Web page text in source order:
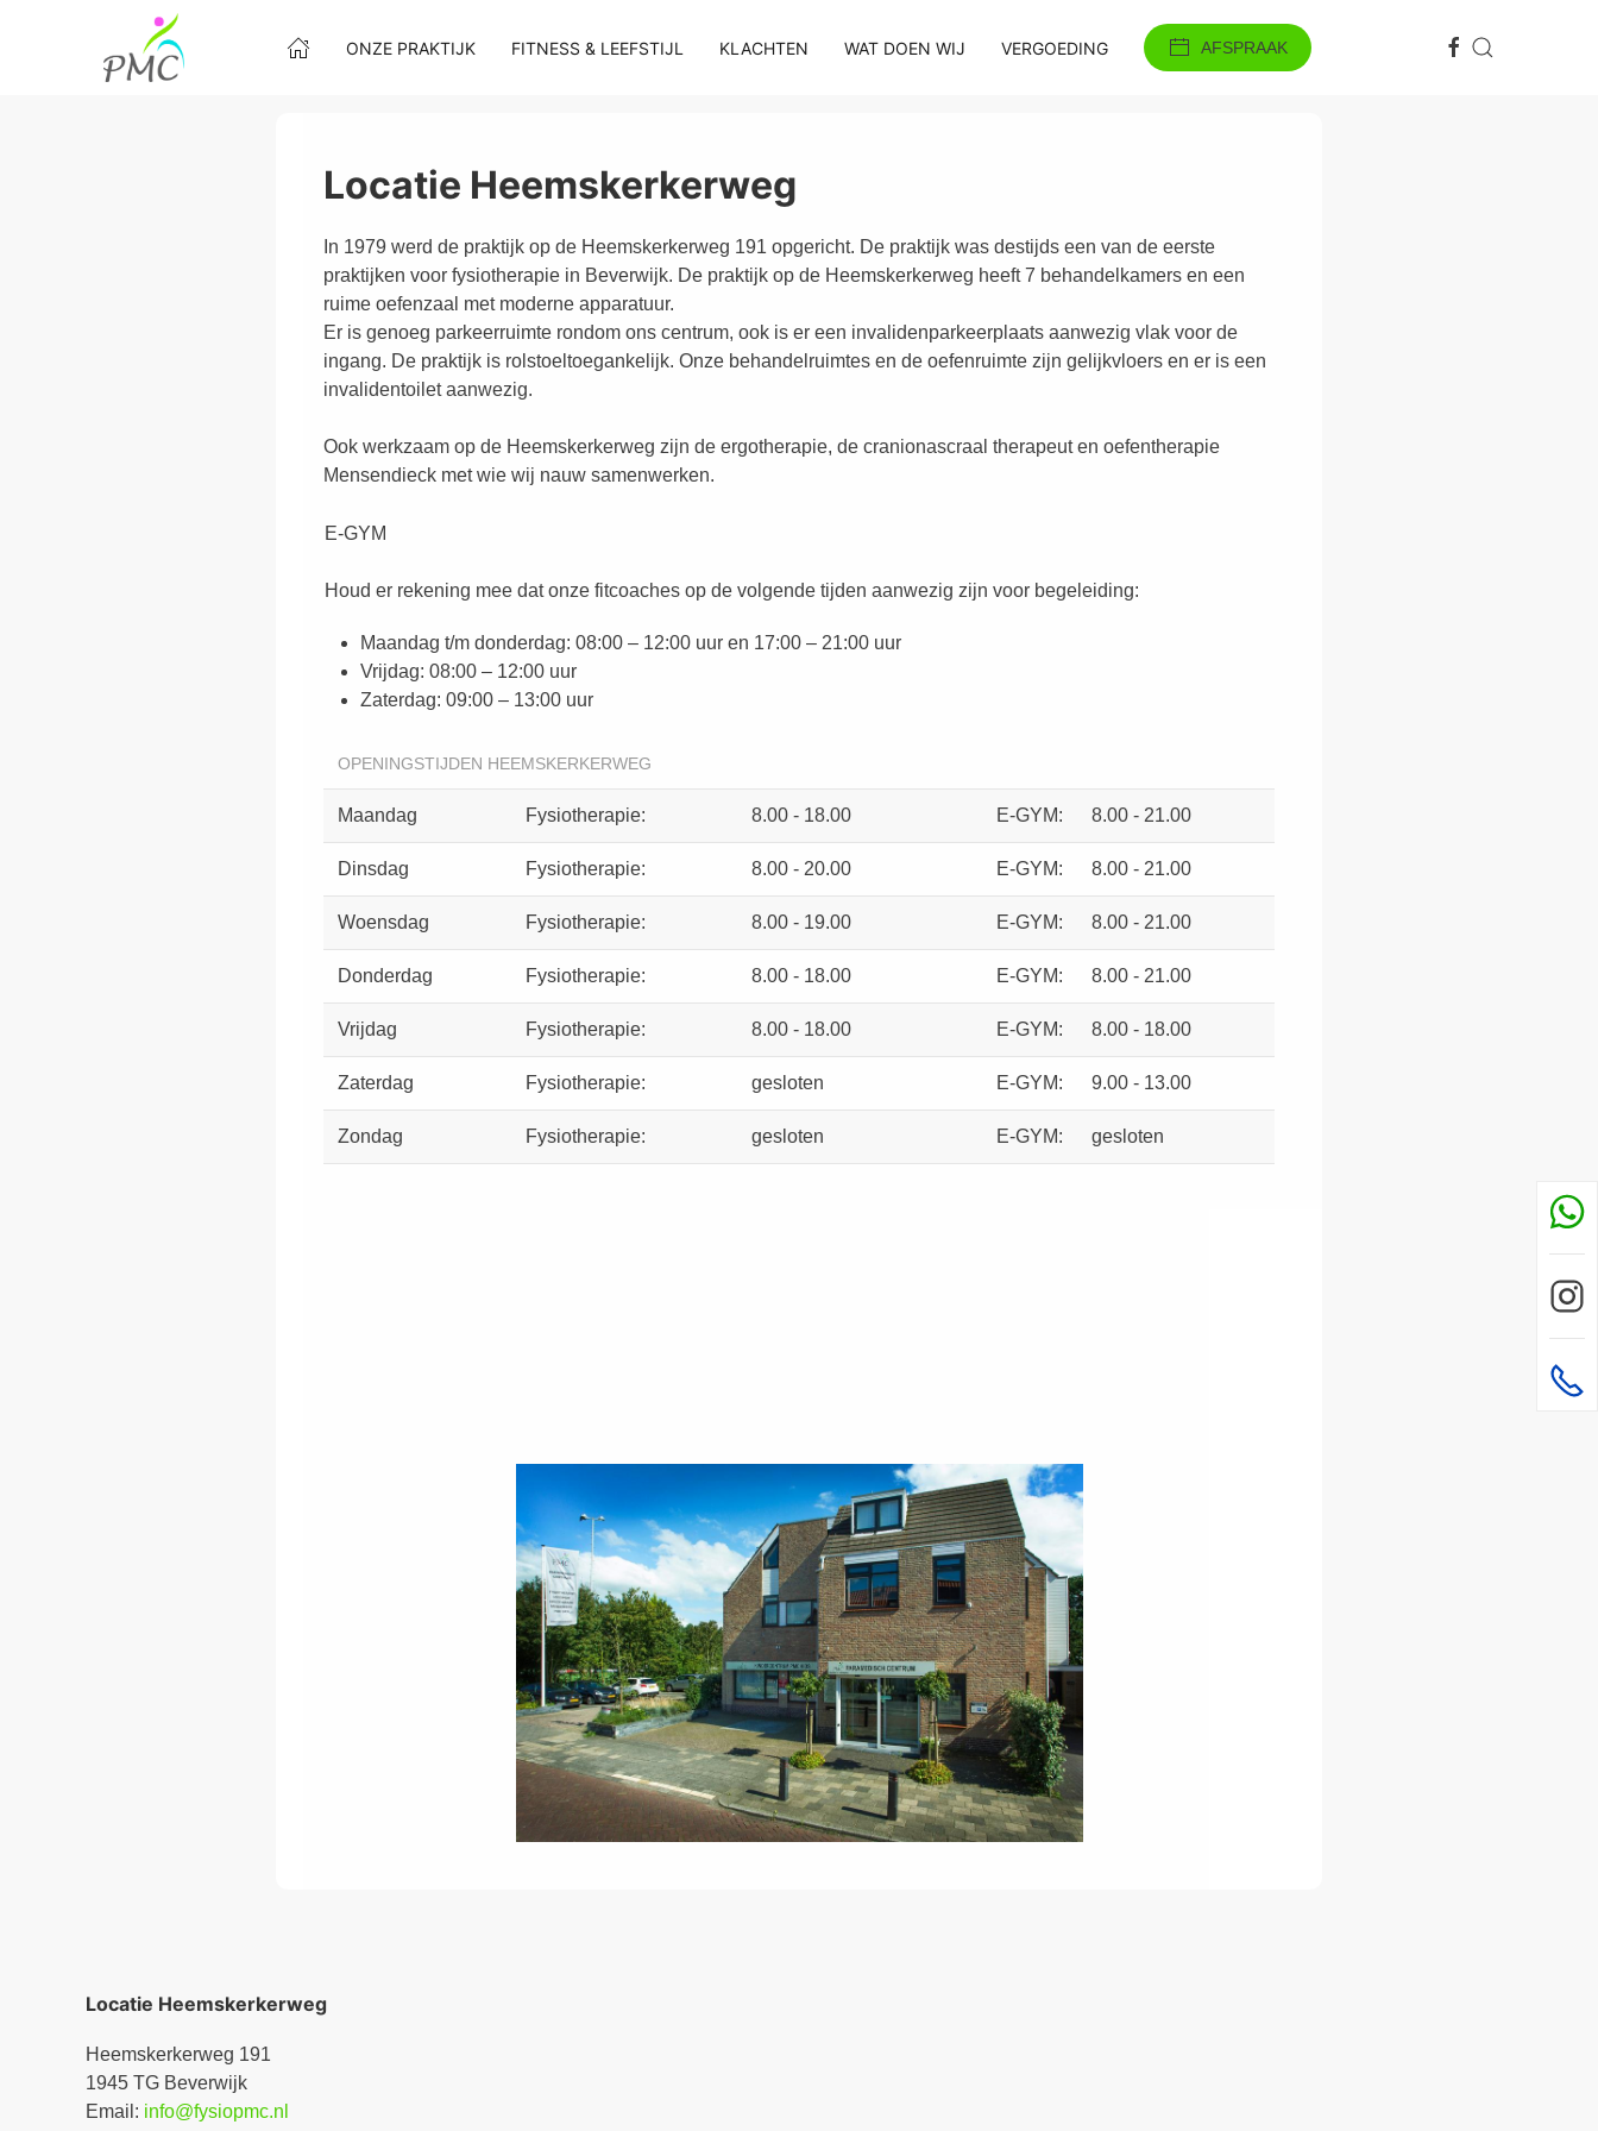
ONZE PRAKTIJK FITNESS & LEEFSTIJL KLACHTEN WAT DOEN WIJ VERGOEDING AFSPRAAK
Locatie Heemskerkerweg
In 1979 werd de praktijk op de Heemskerkerweg 191 opgericht. De praktijk was destijds een van de eerste
praktijken voor fysiotherapie in Beverwijk. De praktijk op de Heemskerkerweg heeft 7 behandelkamers en een
ruime oefenzaal met moderne apparatuur.
Er is genoeg parkeerruimte rondom ons centrum, ook is er een invalidenparkeerplaats aanwezig vlak voor de
ingang. De praktijk is rolstoeltoegankelijk. Onze behandelruimtes en de oefenruimte zijn gelijkvloers en er is een
invalidentoilet aanwezig.
Ook werkzaam op de Heemskerkerweg zijn de ergotherapie, de cranionascraal therapeut en oefentherapie
Mensendieck met wie wij nauw samenwerken.
E-GYM
Houd er rekening mee dat onze fitcoaches op de volgende tijden aanwezig zijn voor begeleiding:
Maandag t/m donderdag: 08:00 – 12:00 uur en 17:00 – 21:00 uur
Vrijdag: 08:00 – 12:00 uur
Zaterdag: 09:00 – 13:00 uur
OPENINGSTIJDEN HEEMSKERKERWEG
Maandag Fysiotherapie: 8.00 - 18.00 E-GYM: 8.00 - 21.00
Dinsdag Fysiotherapie: 8.00 - 20.00 E-GYM: 8.00 - 21.00
Woensdag Fysiotherapie: 8.00 - 19.00 E-GYM: 8.00 - 21.00
Donderdag Fysiotherapie: 8.00 - 18.00 E-GYM: 8.00 - 21.00
Vrijdag Fysiotherapie: 8.00 - 18.00 E-GYM: 8.00 - 18.00
Zaterdag Fysiotherapie: gesloten E-GYM: 9.00 - 13.00
Zondag Fysiotherapie: gesloten E-GYM: gesloten
Locatie Heemskerkerweg
Heemskerkerweg 191
1945 TG Beverwijk
Email: info@fysiopmc.nl